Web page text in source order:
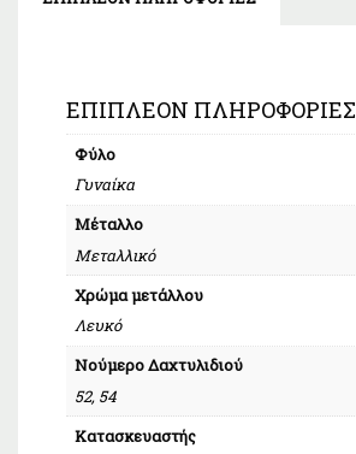
ΕΠΙΠΛΈΟΝ ΠΛΗΡΟΦΟΡΊΕΣ
Φύλο
Γυναίκα
Μέταλλο
Μεταλλικό
Χρώμα μετάλλου
Λευκό
Νούμερο Δαχτυλιδιού
52, 54
Κατασκευαστής